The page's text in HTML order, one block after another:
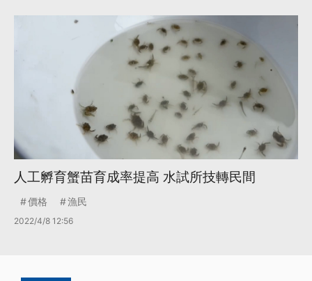
人工孵育蟹苗育成率提高 水試所技轉民間
價格 漁民
2022/4/8 12:56